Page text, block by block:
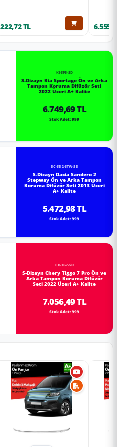
222,72 TL
KI-SP5-SD
S-Dizayn Kia Sportage Ön ve Arka
Tampon Koruma Difüzör Seti
2022 Üzeri A+ Kalite
6.749,69 TL
Stok Adet: 999
DC-SD2-STW-SD
S-Dizayn Dacia Sandero 2
Stepway Ön ve Arka Tampon
Koruma Difüzör Seti 2013 Üzeri
A+ Kalite
5.472,98 TL
Stok Adet: 999
CH-TG7-SD
S-Dizayn Chery Tiggo 7 Pro Ön ve
Arka Tampon Koruma Difüzör
Seti 2022 Üzeri A+ Kalite
7.056,49 TL
Stok Adet: 999